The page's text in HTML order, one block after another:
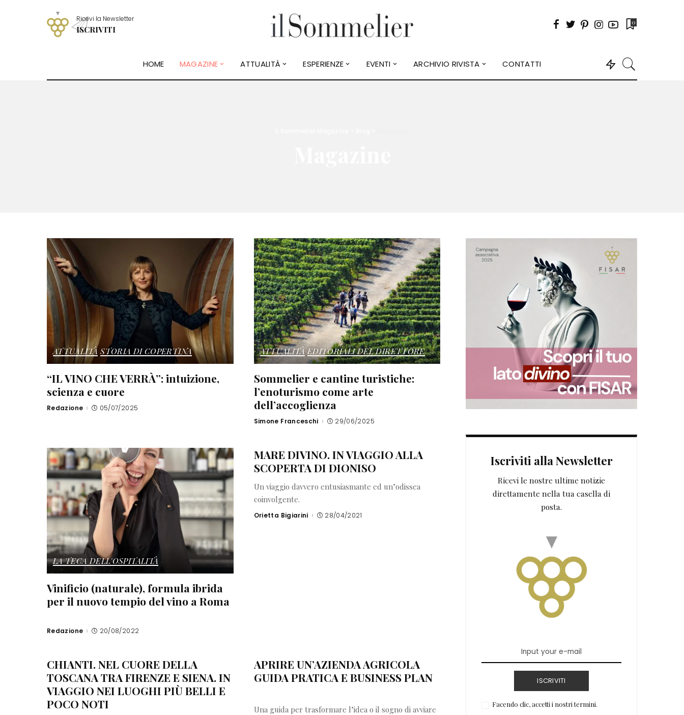
Ricevi la Newsletter
ISCRIVITI
0
HOME MAGAZINE ATTUALITÀ ESPERIENZE EVENTI ARCHIVIO RIVISTA CONTATTI
ATTUALITÀ STORIA DI COPERTINA
“IL VINO CHE VERRÀ”: intuizione,
scienza e cuore
Posted
Redazione 05/07/2025
ATTUALITÀ EDITORIALI DEL DIRETTORE
Sommelier e cantine turistiche:
l’enoturismo come arte
dell’accoglienza
Posted
Simone Franceschi 29/06/2025
LA TECA DELL'OSPITALITÀ
Vinificio (naturale), formula ibrida
per il nuovo tempio del vino a Roma
Posted
Redazione 20/08/2022
MARE DIVINO. IN VIAGGIO ALLA
SCOPERTA DI DIONISO
Un viaggio davvero entusiasmante ed un’odissea
coinvolgente.
Posted
Orietta Bigiarini 28/04/2021
CHIANTI. NEL CUORE DELLA
TOSCANA TRA FIRENZE E SIENA. IN
VIAGGIO NEI LUOGHI PIÙ BELLI E
POCO NOTI
APRIRE UN’AZIENDA AGRICOLA
GUIDA PRATICA E BUSINESS PLAN
Una guida per trasformare l’idea o il sogno di avviare
Iscriviti alla Newsletter
Ricevi le nostre ultime notizie
direttamente nella tua casella di
posta.
ISCRIVITI
Facendo clic, accetti i nostri termini.